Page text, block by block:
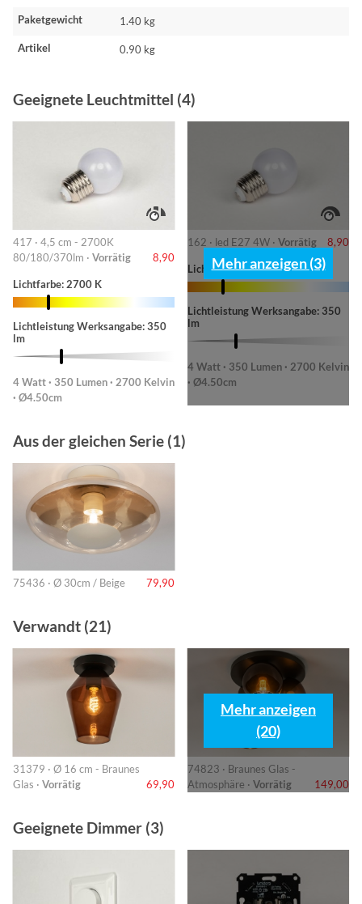
Paketgewicht 1.40 kg
Artikel 0.90 kg
Geeignete Leuchtmittel (4)
417 · 4,5 cm - 2700K
80/180/370lm · Vorrätig 8,90
Lichtfarbe: 2700 K
Lichtleistung Werksangabe: 350
lm
4 Watt · 350 Lumen · 2700 Kelvin
· Ø4.50cm
162 · led E27 4W · Vorrätig 8,90
Lichtfarbe: 2700 K
Lichtleistung Werksangabe: 350
lm
4 Watt · 350 Lumen · 2700 Kelvin
· Ø4.50cm
Mehr anzeigen (3)
Aus der gleichen Serie (1)
75436 · Ø 30cm / Beige 79,90
Verwandt (21)
31379 · Ø 16 cm - Braunes
Glas · Vorrätig 69,90
74823 · Braunes Glas -
Atmosphäre · Vorrätig 149,00
Mehr anzeigen
(20)
Geeignete Dimmer (3)